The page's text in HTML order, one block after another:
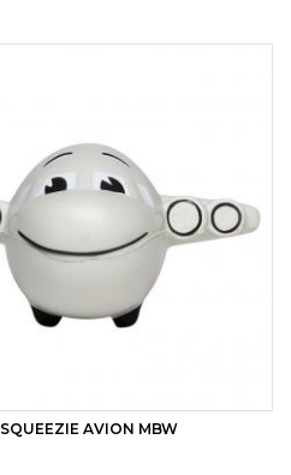
SQUEEZIE AVION MBW